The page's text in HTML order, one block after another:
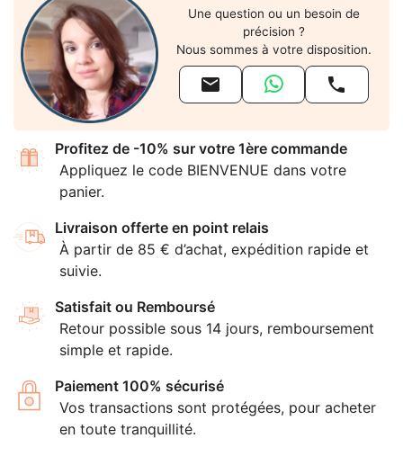
Une question ou un besoin de
précision ?
Nous sommes à votre disposition.
 
Profitez de -10% sur votre 1ère commande
Appliquez le code BIENVENUE dans votre
panier.
Livraison offerte en point relais
À partir de 85 € d’achat, expédition rapide et
suivie.
Satisfait ou Remboursé
Retour possible sous 14 jours, remboursement
simple et rapide.
Paiement 100% sécurisé
Vos transactions sont protégées, pour acheter
en toute tranquillité.